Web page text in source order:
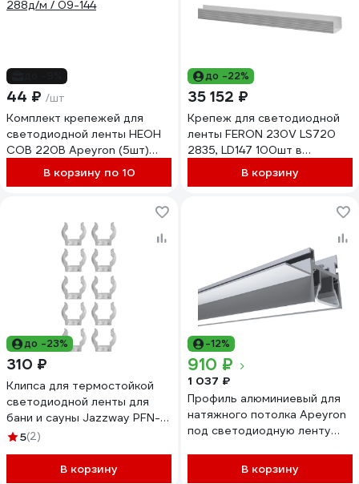
44 ₽ /шт
Комплект крепежей для
светодиодной ленты НЕОН
COB 220В Apeyron (5шт)
288д/м / 09-144
В корзину по 10
до -22%
35 152 ₽
Крепеж для светодиодной
ленты FERON 230V LS720
2835, LD147 100шт в
упаковке 23360В корзину
до -23%
310 ₽
Клипса для термостойкой
светодиодной ленты для
бани и сауны Jazzway PFN-
03 SAUNA 24V (комплект
5(2)
В корзину
-12%
910 ₽
1 037 ₽
Профиль алюминиевый для
натяжного потолка Apeyron
под светодиодную ленту
В корзину